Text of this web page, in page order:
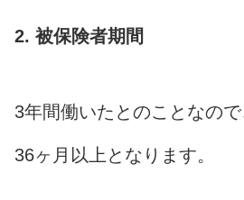
2. 被保険者期間
3年間働いたとのことなの
36ヶ月以上となります。